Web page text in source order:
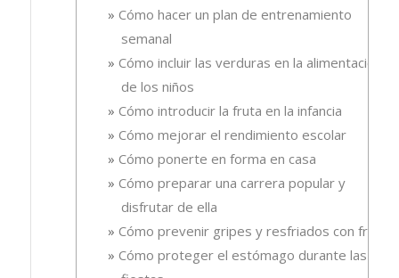
Cómo hacer un plan de entrenamiento
semanal
Cómo incluir las verduras en la alimentación
de los niños
Cómo introducir la fruta en la infancia
Cómo mejorar el rendimiento escolar
Cómo ponerte en forma en casa
Cómo preparar una carrera popular y
disfrutar de ella
Cómo prevenir gripes y resfriados con fruta.
Cómo proteger el estómago durante las